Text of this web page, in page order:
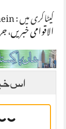
کیٹاگری میں :
الاقوامی خبریں،
اس